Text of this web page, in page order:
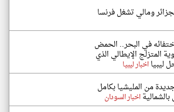
ومالي تشغل فرنسا
في البحر.. الحمض
المتزلج الإيطالي الذي
ليبيااخبار ليبيا
من المليشيا بكامل
اخبار السودان